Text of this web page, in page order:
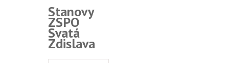
Stanovy
ZSPO
Svatá
Zdislava